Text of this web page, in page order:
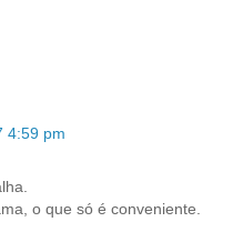
4:59 pm
o que só é conveniente.